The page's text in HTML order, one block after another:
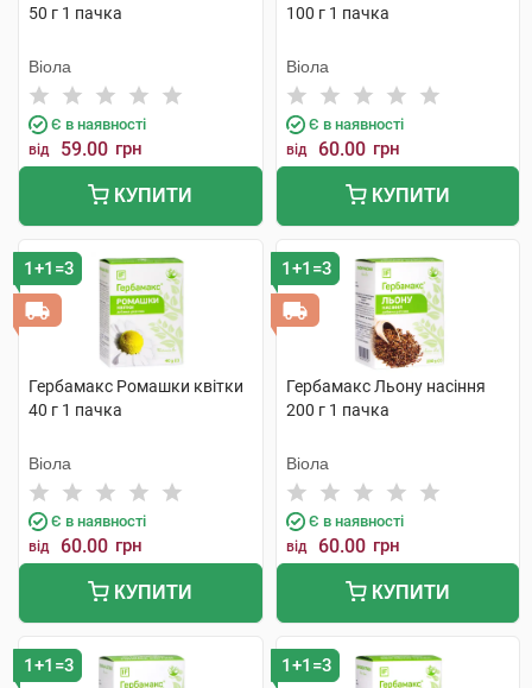
50 г 1 пачка
Віола
Є в наявності
від 59.00 грн
КУПИТИ
100 г 1 пачка
Віола
Є в наявності
від 60.00 грн
КУПИТИ
1+1=3
Гербамакс Ромашки квітки
40 г 1 пачка
Віола
Є в наявності
від 60.00 грн
КУПИТИ
1+1=3
Гербамакс Льону насіння
200 г 1 пачка
Віола
Є в наявності
від 60.00 грн
КУПИТИ
1+1=3 1+1=3